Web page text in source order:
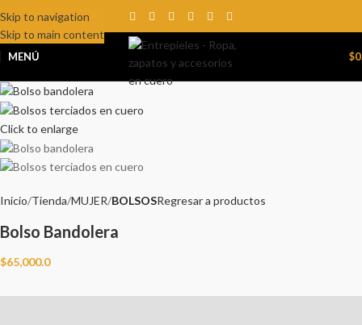
Skip to navigation
Skip to main content
MENÚ $
Click to enlarge
Inicio Tienda MUJER BOLSOSRegresar a productos
Bolso Bandolera
$65,000.0